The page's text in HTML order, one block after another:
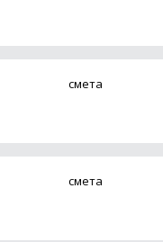
смета
смета